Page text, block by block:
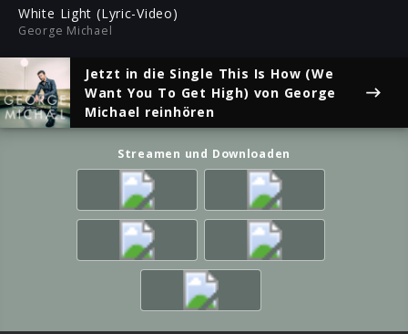
White Light (Lyric-Video)
George Michael
Jetzt in die Single This Is How (We
Want You To Get High) von George
Michael reinhören
Streamen und Downloaden